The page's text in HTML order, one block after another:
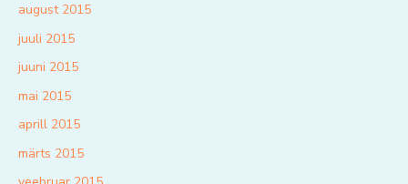
august 2015
juuli 2015
juuni 2015
mai 2015
aprill 2015
märts 2015